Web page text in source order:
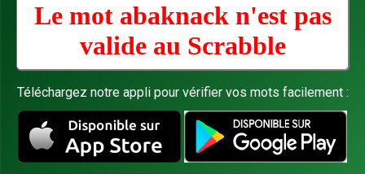
Le mot abaknack n'est pas
valide au Scrabble
Téléchargez notre appli pour vérifier vos mots facilement :